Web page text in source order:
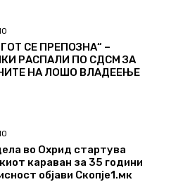
СЕ ПРЕПОЗНА“ –
РАСПАЛИ ПО СДСМ ЗА
НА ЛОШО ВЛАДЕЕЊЕ
во Охрид стартува
караван за 35 години
објави Скопје1.мк